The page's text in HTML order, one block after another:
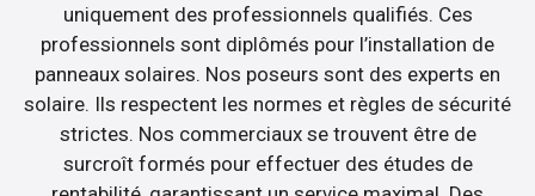
uniquement des professionnels qualifiés. Ces
professionnels sont diplômés pour l’installation de
panneaux solaires. Nos poseurs sont des experts en
solaire. Ils respectent les normes et règles de sécurité
strictes. Nos commerciaux se trouvent être de
surcroît formés pour effectuer des études de